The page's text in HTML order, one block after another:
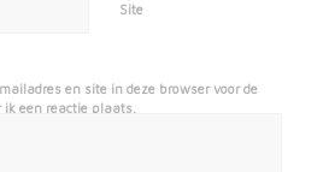
Site
en site in deze browser voor de
een reactie plaats.